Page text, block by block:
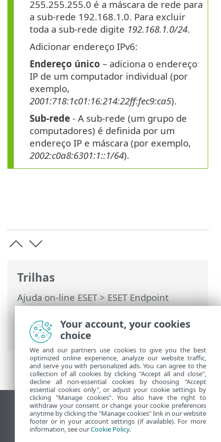
Trilhas
Ajuda on-line ESET>ESET Endpoint
Security>Configuração avançada>
Proteções>Proteção de acesso à rede>
Conjuntos de IP> Editar conjuntos de IP
255.255.255.0 é a máscara de rede para
a sub-rede 192.168.1.0. Para excluir
toda a sub-rede digite 192.168.1.0/24.
Adicionar endereço IPv6:
Endereço único – adiciona o endereço
IP de um computador individual (por
exemplo,
2001:718:1c01:16:214:22ff:fec9:ca5).
Sub-rede - A sub-rede (um grupo de
computadores) é definida por um
endereço IP e máscara (por exemplo,
2002:c0a8:6301:1::1/64).
Ver site para desktop
End of Life
Base de conhecimento ESET
Your account, your cookies
choice
We and our partners use cookies to give you the best
optimized online experience, analyze our website traffic,
and serve you with personalized ads. You can agree to the
collection of all cookies by clicking "Accept all and close",
decline all non-essential cookies by choosing "Accept
essential cookies only", or adjust your cookie settings by
clicking "Manage cookies". You also have the right to
withdraw your consent or change your cookie preferences
anytime by clicking the "Manage cookies" link in our website
footer or in your account settings (if available). For more
information, see ourCookie Policy.